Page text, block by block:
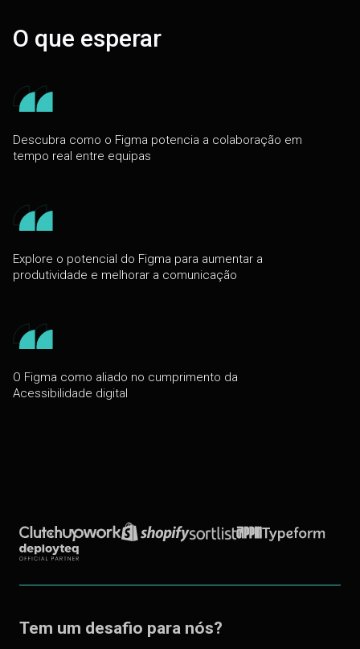
O que esperar
Descubra como o Figma potencia a colaboração em
tempo real entre equipas
Explore o potencial do Figma para aumentar a
produtividade e melhorar a comunicação
O Figma como aliado no cumprimento da
Acessibilidade digital
Tem um desafio para nós?